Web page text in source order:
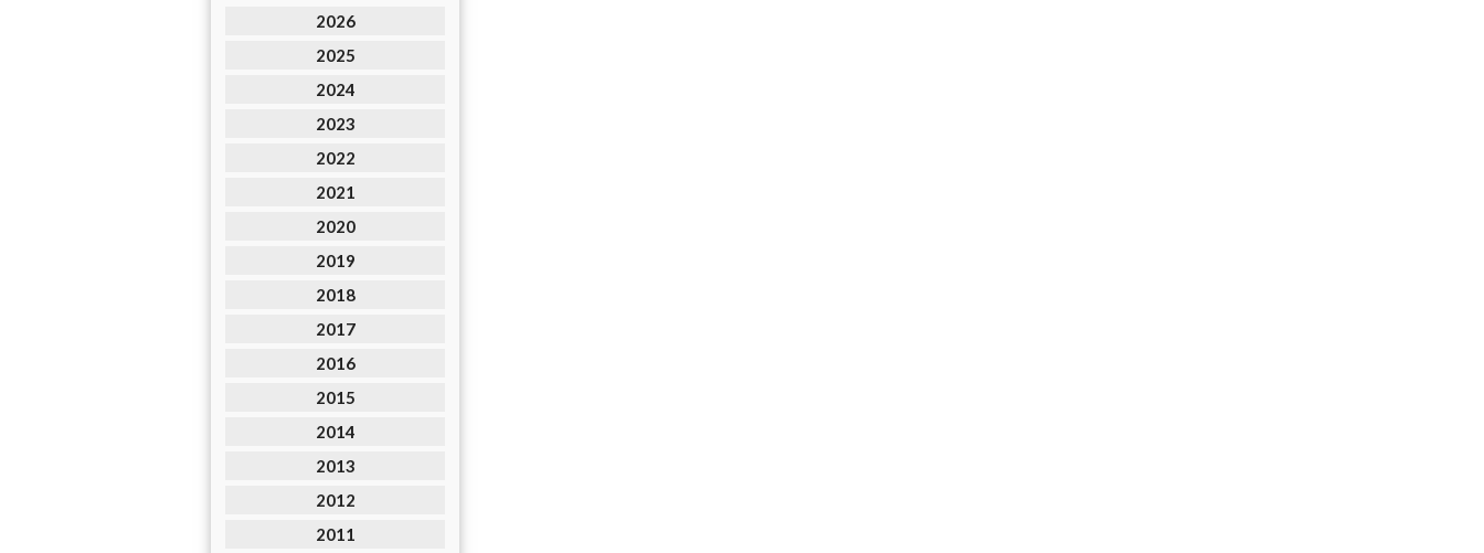
2026
2025
2024
2023
2022
2021
2020
2019
2018
2017
2016
2015
2014
2013
2012
2011